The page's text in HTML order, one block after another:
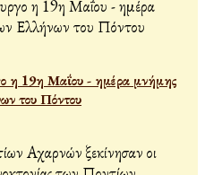
η 19η Μαΐου - ημέρα μνήμης
του Πόντου